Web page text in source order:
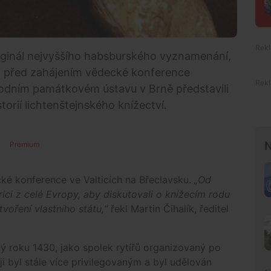
nejvyššího habsburského vyznamenání,
zahájením vědecké konference
památkovém ústavu v Brně představili
lichtenštejnského knížectví.
Premium
konference ve Valticích na Břeclavsku. „Od
z celé Evropy, aby diskutovali o knížecím rodu
vlastního státu,“ řekl Martin Čihalík, ředitel
roku 1430, jako spolek rytířů organizovaný po
byl stále více privilegovaným a byl udělován